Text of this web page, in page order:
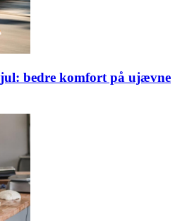
bedre komfort på ujævne